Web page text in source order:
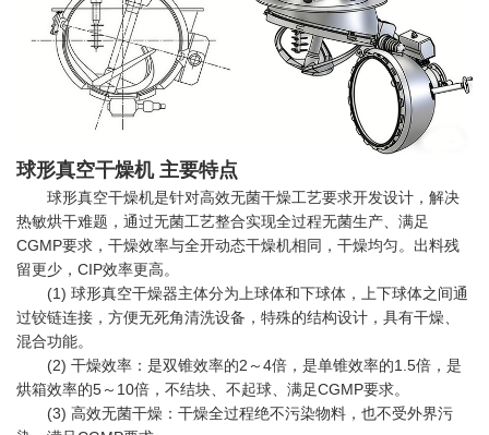
球形真空干燥机 主要特点
球形真空干燥机是针对高效无菌干燥工艺要求开发设计，解决
热敏烘干难题，通过无菌工艺整合实现全过程无菌生产、满足
CGMP要求，干燥效率与全开动态干燥机相同，干燥均匀。出料残
留更少，CIP效率更高。
(1) 球形真空干燥器主体分为上球体和下球体，上下球体之间通
过铰链连接，方便无死角清洗设备，特殊的结构设计，具有干燥、
混合功能。
(2) 干燥效率：是双锥效率的2～4倍，是单锥效率的1.5倍，是
烘箱效率的5～10倍，不结块、不起球、满足CGMP要求。
(3) 高效无菌干燥：干燥全过程绝不污染物料，也不受外界污